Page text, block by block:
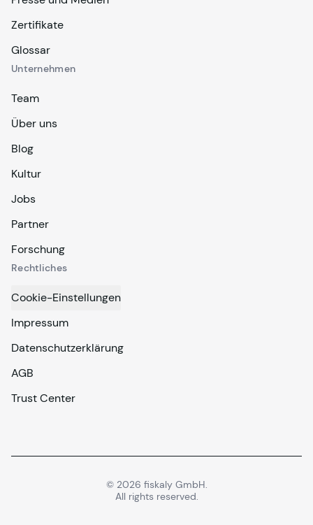
Zertifikate
Glossar
Unternehmen
Team
Über uns
Blog
Kultur
Jobs
Partner
Forschung
Rechtliches
Cookie-Einstellungen
Impressum
Datenschutzerklärung
AGB
Trust Center
© 2026 fiskaly GmbH.
All rights reserved.